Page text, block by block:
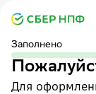
Заполнено
Для